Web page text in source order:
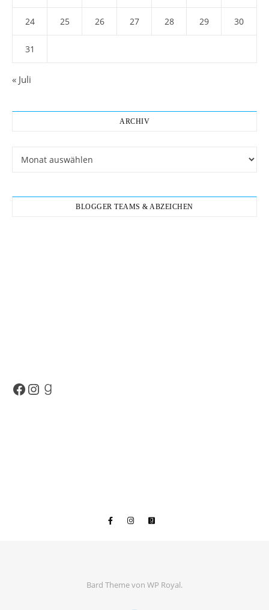
24 25 26 27 28 29 30
31
« Juli
ARCHIV
BLOGGER TEAMS & ABZEICHEN
Facebook
Instagram
Goodreads
Bard Theme von WP Royal.